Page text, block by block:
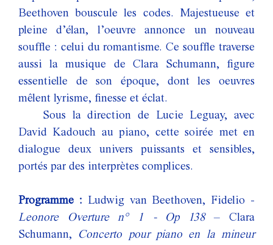
Beethoven bouscule les codes. Majestueuse et
pleine d’élan, l’oeuvre annonce un nouveau
souffle : celui du romantisme. Ce souffle traverse
aussi la musique de Clara Schumann, figure
essentielle de son époque, dont les oeuvres
mêlent lyrisme, finesse et éclat.
Sous la direction de Lucie Leguay, avec
David Kadouch au piano, cette soirée met en
dialogue deux univers puissants et sensibles,
portés par des interprètes complices.
Programme : Ludwig van Beethoven, Fidelio -
Leonore Overture n° 1 - Op 138– Clara
Schumann, Concerto pour piano en la mineur